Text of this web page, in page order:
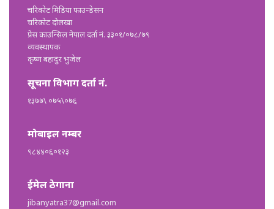
चरिकोट मिडिया फाउन्डेसन
चरिकोट दोलखा
प्रेस काउन्सिल नेपाल दर्ता नं. ३३०१/०७८/७९
व्यवस्थापक
कृष्ण बहादुर भुजेल
सूचना विभाग दर्ता नं.
१३७७\ ०७५\०७६
मोबाइल नम्बर
९८४४०६०१२३
ईमेल ठेगाना
jibanyatra37@gmail.com